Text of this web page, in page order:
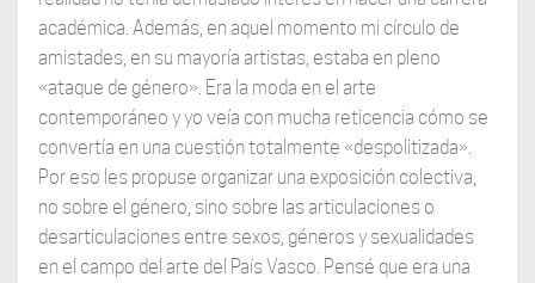
académica. Además, en aquel momento mi círculo de
amistades, en su mayoría artistas, estaba en pleno
«ataque de género». Era la moda en el arte
contemporáneo y yo veía con mucha reticencia cómo se
convertía en una cuestión totalmente «despolitizada».
Por eso les propuse organizar una exposición colectiva,
no sobre el género, sino sobre las articulaciones o
desarticulaciones entre sexos, géneros y sexualidades
en el campo del arte del País Vasco. Pensé que era una